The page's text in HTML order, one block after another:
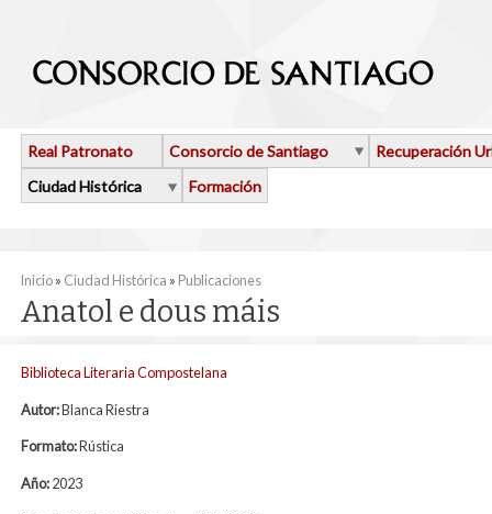
Real Patronato Consorcio de Santiago
Recuperación
Ciudad Histórica
Formación
Se encuentra usted aquí
Inicio» Ciudad Histórica » Publicaciones
Anatol e dous máis
Biblioteca Literaria Compostelana
Autor:Blanca Riestra
Formato:Rústica
Año:2023